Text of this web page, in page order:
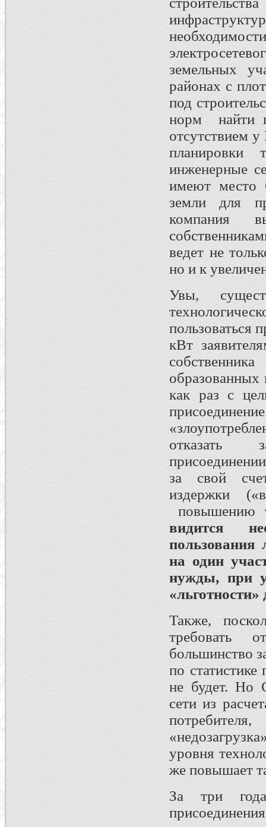
земельных
районах с
под
норм найти
отсутствием
инженерные
имеют место
земли для
компания
ведет не
но и к
Увы,
пользоваться
кВт
образованных
как раз с
отказать
за свой
издержки
повышению
видится
пользования
на один
нужды, при
«льготности»
Также,
требовать
большинство
по
не будет. Но
сети из
уровня
же повышает
За три